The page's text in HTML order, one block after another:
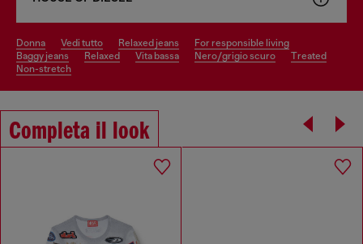
donna vedi tutto relaxed jeans
for responsible living
baggy jeans
relaxed vita bassa nero/grigio scuro
treated
non-stretch
Completa il look